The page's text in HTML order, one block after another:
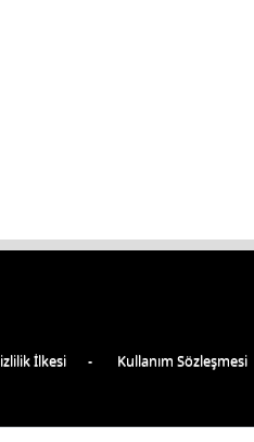
İlkesi Kullanım Sözleşmesi